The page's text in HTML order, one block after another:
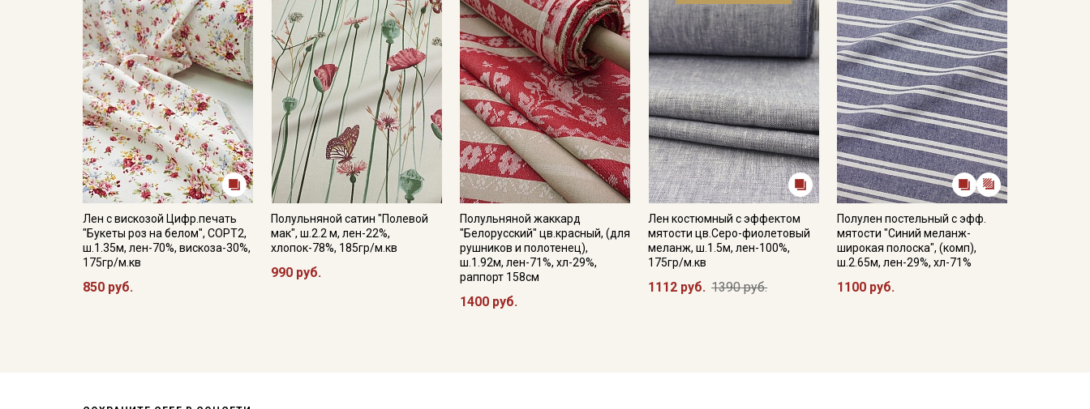
Лен с вискозой Цифр.печать
"Букеты роз на белом", СОРТ2,
ш.1.35м, лен-70%, вискоза-30%,
175гр/м.кв
850 руб.
Полульняной сатин "Полевой
мак", ш.2.2 м, лен-22%,
хлопок-78%, 185гр/м.кв
990 руб.
Полульняной жаккард
"Белорусский" цв.красный, (для
рушников и полотенец),
ш.1.92м, лен-71%, хл-29%,
раппорт 158см
1400 руб.
Лен костюмный с эффектом
мятости цв.Серо-фиолетовый
меланж, ш.1.5м, лен-100%,
175гр/м.кв
1112 руб. 1390 руб.
Полулен постельный с эфф.
мятости "Синий меланж-
широкая полоска", (комп),
ш.2.65м, лен-29%, хл-71%
1100 руб.